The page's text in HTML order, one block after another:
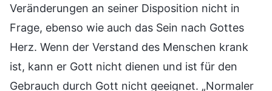
Veränderungen an seiner Disposition nicht in
Frage, ebenso wie auch das Sein nach Gottes
Herz. Wenn der Verstand des Menschen krank
ist, kann er Gott nicht dienen und ist für den
Gebrauch durch Gott nicht geeignet. „Normaler